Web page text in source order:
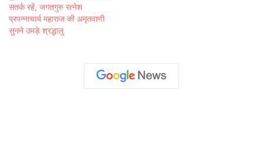
सतर्क रहें, जगतगुरु रत्नेश
प्रपन्नाचार्य महाराज की अमृतवाणी
सुनने उमड़े श्रद्धालु